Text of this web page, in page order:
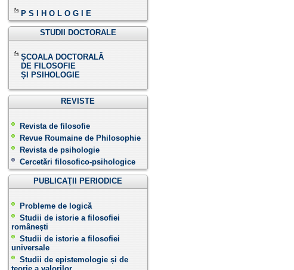
P S I H O L O G I E
STUDII DOCTORALE
ȘCOALA DOCTORALĂ
DE FILOSOFIE
ȘI PSIHOLOGIE
REVISTE
Revista de filosofie
Revue Roumaine de Philosophie
Revista de psihologie
Cercetări filosofico-psihologice
PUBLICAŢII PERIODICE
Probleme de logică
Studii de istorie a filosofiei
românești
Studii de istorie a filosofiei
universale
Studii de epistemologie și de